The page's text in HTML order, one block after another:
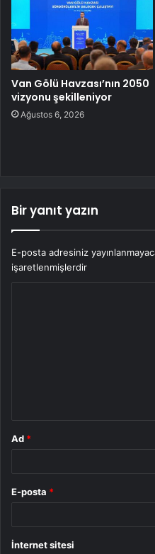
Van Gölü Havzası’nın 2050
vizyonu şekilleniyor
Ağustos 6, 2026
Bir yanıt yazın
E-posta adresiniz
işaretlenmişlerdir
Ad *
E-posta *
İnternet sitesi